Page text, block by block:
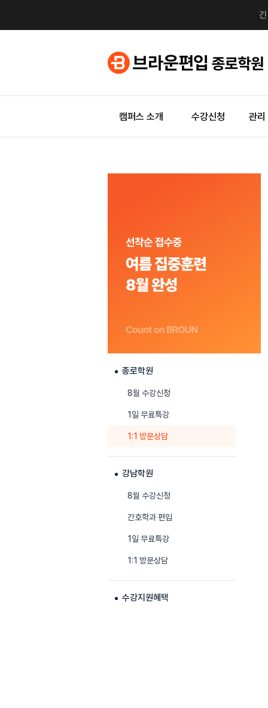
캠퍼스 소개 수강신청 관리
종로학원
8월 수강신청
1일 무료특강
1:1 방문상담
강남학원
8월 수강신청
간호학과 편입
1일 무료특강
1:1 방문상담
수강지원혜택